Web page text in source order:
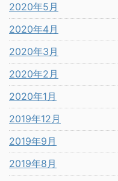
2020年5月
2020年4月
2020年3月
2020年2月
2020年1月
2019年12月
2019年9月
2019年8月